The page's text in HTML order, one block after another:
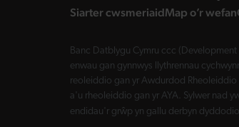
Siarter cwsmeriaidMap o’r wefan
Banc Datblygu Cymru ccc
enwau gan gynnwys llythrennau
reoleiddio gan yr Awdurdod
a'u rheoleiddio gan yr AYA. Sylwer nad
endidau'r grŵp yn gallu derbyn